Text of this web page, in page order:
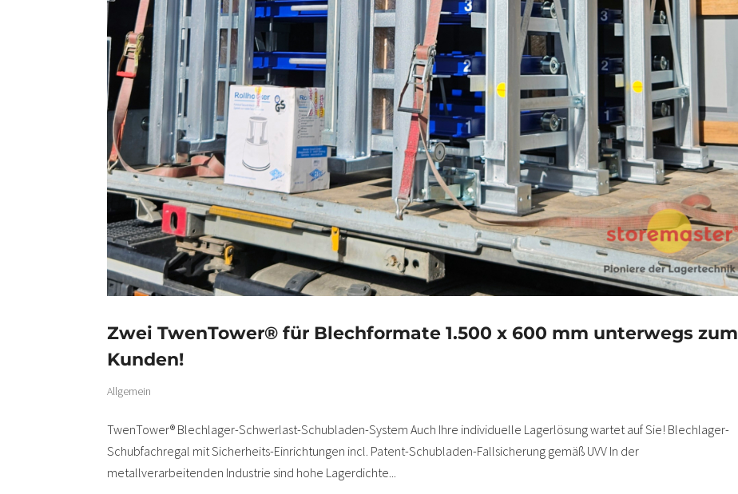
Zwei TwenTower® für Blechformate 1.500 x 600 mm unterwegs zum
Kunden!
Allgemein
TwenTower® Blechlager-Schwerlast-Schubladen-System Auch Ihre individuelle Lagerlösung wartet auf Sie! Blechlager-
Schubfachregal mit Sicherheits-Einrichtungen incl. Patent-Schubladen-Fallsicherung gemäß UVV In der
metallverarbeitenden Industrie sind hohe Lagerdichte...